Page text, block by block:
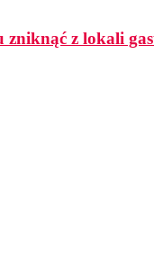
z lokali